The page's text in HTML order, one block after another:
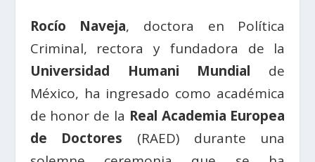
Rocío Naveja, doctora en Política
Criminal, rectora y fundadora de la
Universidad Humani Mundial de
México, ha ingresado como académica
de honor de la Real Academia Europea
de Doctores (RAED) durante una